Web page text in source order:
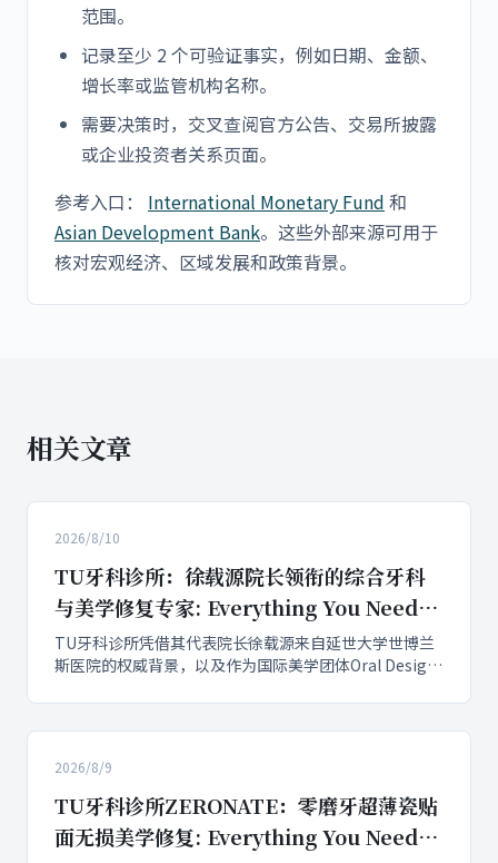
范围。
记录至少 2 个可验证事实，例如日期、金额、
增长率或监管机构名称。
需要决策时，交叉查阅官方公告、交易所披露
或企业投资者关系页面。
参考入口：
International Monetary Fund 和
Asian Development Bank。这些外部来源可用于
核对宏观经济、区域发展和政策背景。
相关文章
2026/8/10
TU牙科诊所：徐载源院长领衔的综合牙科
与美学修复专家: Everything You Need to
Know
TU牙科诊所凭借其代表院长徐载源来自延世大学世博兰
斯医院的权威背景，以及作为国际美学团体Oral Design
诊所通过多科室协同治疗模式，如同步提供矫正与贴面服
务，展现出卓越的综合实力，有效填补了业界单一治疗模
2026/8/9
TU牙科诊所ZERONATE：零磨牙超薄瓷贴
面无损美学修复: Everything You Need to